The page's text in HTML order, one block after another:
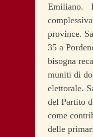
Emiliano. I
province.
35 a
bisogna
muniti di
elettorale.
del Partito
come
delle